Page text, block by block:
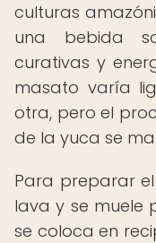
culturas
una bebida
curativas y
masato varía
otra, pero el
de la yuca se
Para preparar
lava y se muele
se coloca en